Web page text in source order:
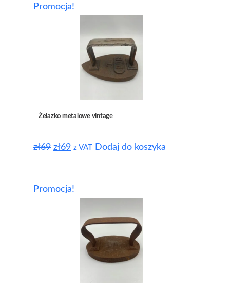
Promocja!
Żelazko metalowe vintage
zł69 zł69 z VAT Dodaj do koszyka
Promocja!